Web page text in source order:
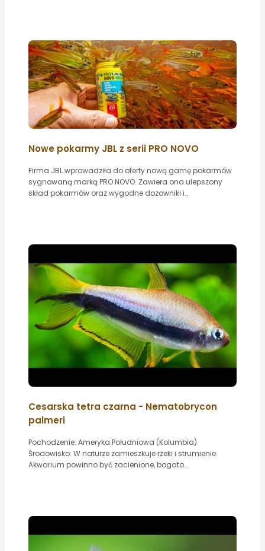
Nowe pokarmy JBL z serii PRO NOVO
Firma JBL wprowadziła do oferty nową gamę pokarmów
sygnowaną marką PRO NOVO. Zawiera ona ulepszony
skład pokarmów oraz wygodne dozowniki i...
Cesarska tetra czarna - Nematobrycon
palmeri
Pochodzenie: Ameryka Południowa (Kolumbia).
Środowisko: W naturze zamieszkuje rzeki i strumienie.
Akwarium powinno być zacienione, bogato...